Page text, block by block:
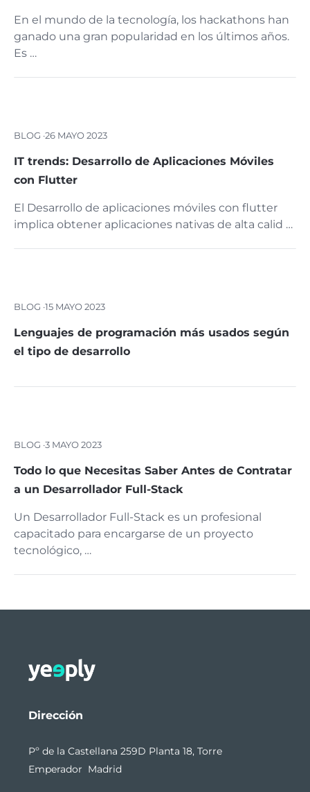
En el mundo de la tecnología, los hackathons han
ganado una gran popularidad en los últimos años.
Es …
BLOG ·26 MAYO 2023
IT trends: Desarrollo de Aplicaciones Móviles
con Flutter
El Desarrollo de aplicaciones móviles con flutter
implica obtener aplicaciones nativas de alta calid …
BLOG ·15 MAYO 2023
Lenguajes de programación más usados según
el tipo de desarrollo
BLOG ·3 MAYO 2023
Todo lo que Necesitas Saber Antes de Contratar
a un Desarrollador Full-Stack
Un Desarrollador Full-Stack es un profesional
capacitado para encargarse de un proyecto
tecnológico, …
Dirección
Pº de la Castellana 259D Planta 18, Torre
Emperador Madrid